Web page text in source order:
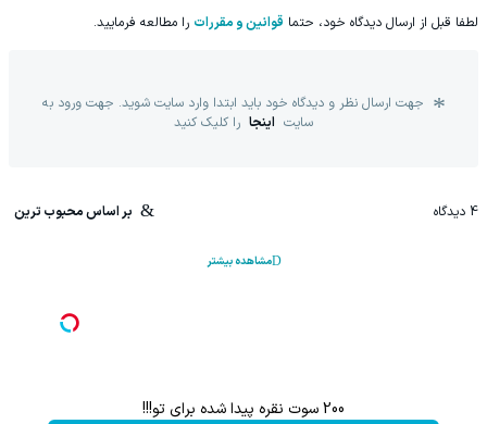
لطفا قبل از ارسال دیدگاه خود، حتما قوانین و مقررات را مطالعه فرمایید.
جهت ارسال نظر و دیدگاه خود باید ابتدا وارد سایت شوید. جهت ورود به
سایت اینجا را کلیک کنید
4 دیدگاه بر اساس محبوب ترین
مشاهده بیشتر
200 سوت نقره پیدا شده برای تو!!!